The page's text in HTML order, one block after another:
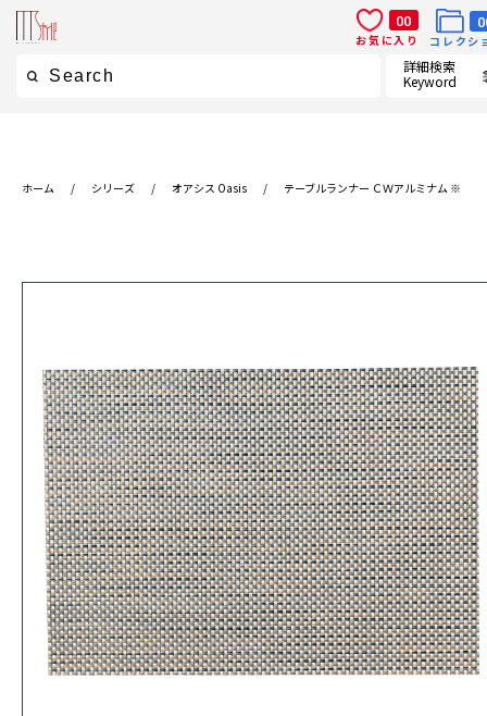
詳細検索
Keyword
00
お気に入り
コレクシ
ホーム / シリーズ / オアシス Oasis / テーブルランナー ＣＷアルミナム ※